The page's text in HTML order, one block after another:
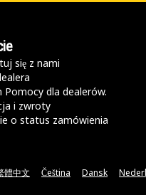
się z nami
Pomocy dla dealerów.
i zwroty
o status zamówienia
體中文 Čeština Dansk